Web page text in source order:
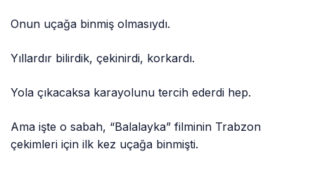
Onun uçağa binmiş olmasıydı.
Yıllardır bilirdik, çekinirdi, korkardı.
Yola çıkacaksa karayolunu tercih ederdi hep.
Ama işte o sabah, “Balalayka” filminin Trabzon
çekimleri için ilk kez uçağa binmişti.